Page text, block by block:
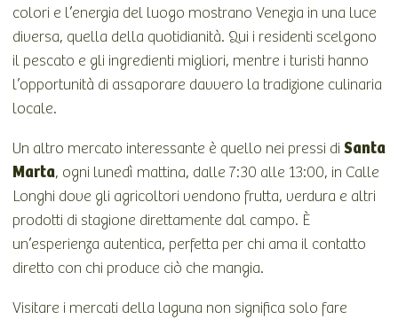
colori e l’energia del luogo mostrano Venezia in una luce
diversa, quella della quotidianità. Qui i residenti scelgono
il pescato e gli ingredienti migliori, mentre i turisti hanno
l’opportunità di assaporare davvero la tradizione culinaria
locale.
Un altro mercato interessante è quello nei pressi di Santa
Marta, ogni lunedì mattina, dalle 7:30 alle 13:00, in Calle
Longhi dove gli agricoltori vendono frutta, verdura e altri
prodotti di stagione direttamente dal campo. È
un’esperienza autentica, perfetta per chi ama il contatto
diretto con chi produce ciò che mangia.
Visitare i mercati della laguna non significa solo fare